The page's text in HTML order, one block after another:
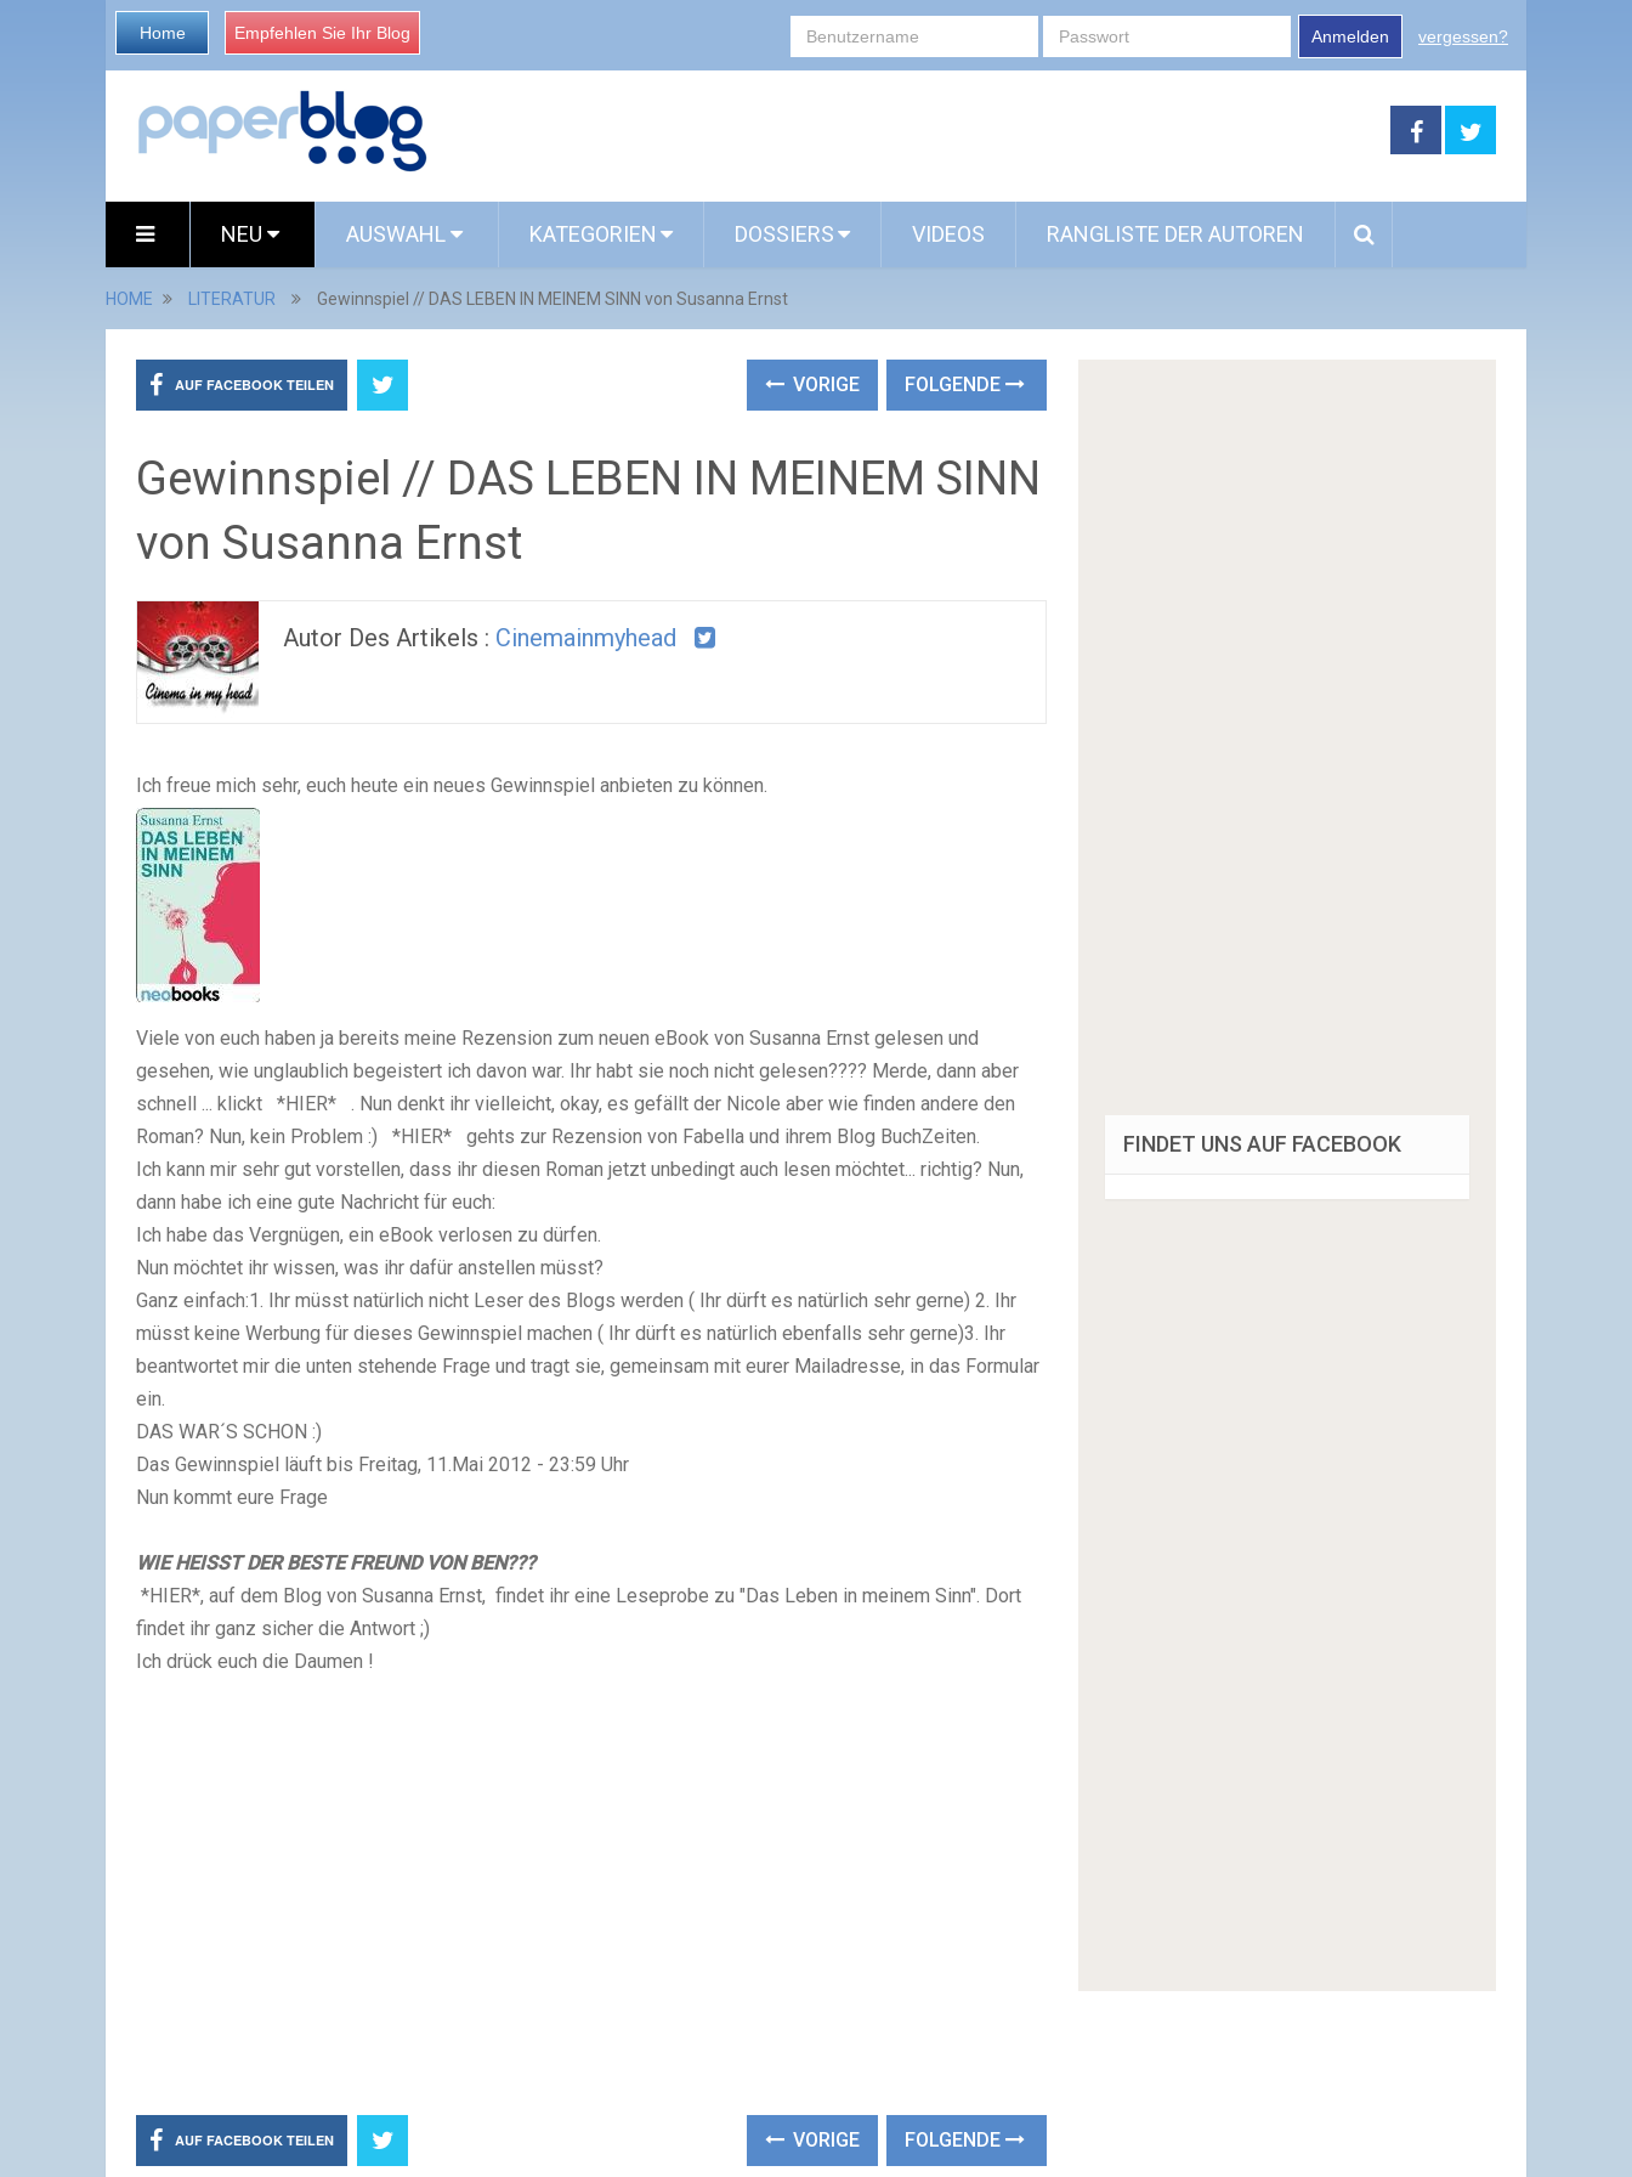
Home Empfehlen Sie Ihr Blog Anmelden vergessen?
NEU AUSWAHL KATEGORIEN DOSSIERS VIDEOS RANGLISTE DER AUTOREN
HOME LITERATUR Gewinnspiel // DAS LEBEN IN MEINEM SINN von Susanna Ernst
AUF FACEBOOK TEILEN VORIGE FOLGENDE
Gewinnspiel // DAS LEBEN IN MEINEM SINN
von Susanna Ernst
Autor Des Artikels : Cinemainmyhead
Ich freue mich sehr, euch heute ein neues Gewinnspiel anbieten zu können.
Viele von euch haben ja bereits meine Rezension zum neuen eBook von Susanna Ernst gelesen und
gesehen, wie unglaublich begeistert ich davon war. Ihr habt sie noch nicht gelesen???? Merde, dann aber
schnell ... klickt
*HIER*
. Nun denkt ihr vielleicht, okay, es gefällt der Nicole aber wie finden andere den
Roman? Nun, kein Problem :) *HIER*
gehts zur Rezension von Fabella und ihrem Blog BuchZeiten.
Ich kann mir sehr gut vorstellen, dass ihr diesen Roman jetzt unbedingt auch lesen möchtet... richtig? Nun,
dann habe ich eine gute Nachricht für euch:
Ich habe das Vergnügen, ein eBook verlosen zu dürfen.
Nun möchtet ihr wissen, was ihr dafür anstellen müsst?
Ganz einfach:1. Ihr müsst natürlich nicht Leser des Blogs werden ( Ihr dürft es natürlich sehr gerne) 2. Ihr
müsst keine Werbung für dieses Gewinnspiel machen ( Ihr dürft es natürlich ebenfalls sehr gerne)3. Ihr
beantwortet mir die unten stehende Frage und tragt sie, gemeinsam mit eurer Mailadresse, in das Formular
ein.
DAS WAR´S SCHON :)
Das Gewinnspiel läuft bis Freitag, 11.Mai 2012 - 23:59 Uhr
Nun kommt eure Frage
WIE HEISST DER BESTE FREUND VON BEN???
*HIER*, auf dem Blog von Susanna Ernst, findet ihr eine Leseprobe zu "Das Leben in meinem Sinn". Dort
findet ihr ganz sicher die Antwort ;)
Ich drück euch die Daumen !
AUF FACEBOOK TEILEN VORIGE FOLGENDE
FINDET UNS AUF FACEBOOK